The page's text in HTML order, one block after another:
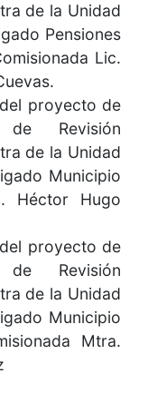
de la Unidad
Pensiones
Lic.
proyecto de
Revisión
de la Unidad
Municipio
Héctor Hugo
proyecto de
Revisión
de la Unidad
Municipio
Mtra.